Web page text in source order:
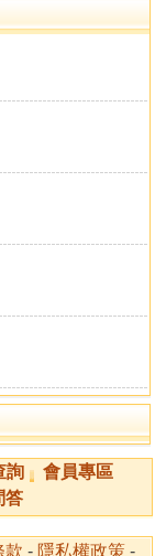
詢
會員專區
答
款 - 隱私權政策 -